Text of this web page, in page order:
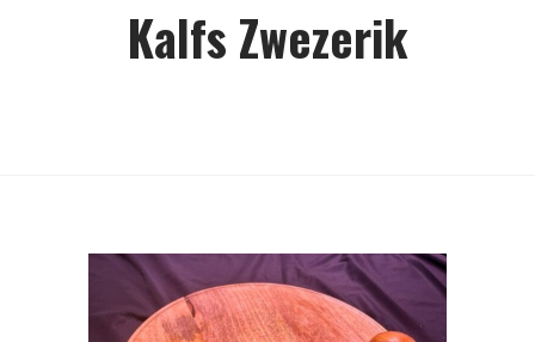
Kalfs Zwezerik